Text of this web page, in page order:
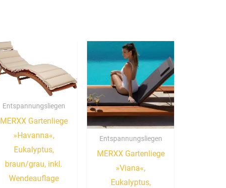
Entspannungsliegen
MERXX Gartenliege
»Havanna«,
Eukalyptus,
braun/grau, inkl.
Wendeauflage
Entspannungsliegen
MERXX Gartenliege
»Viana«,
Eukalyptus,